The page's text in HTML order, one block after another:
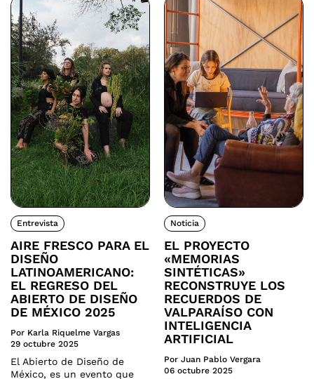
Entrevista
AIRE FRESCO PARA EL
DISEÑO
LATINOAMERICANO:
EL REGRESO DEL
ABIERTO DE DISEÑO
DE MÉXICO 2025
Por Karla Riquelme Vargas
29 octubre 2025
El Abierto de Diseño de
México, es un evento que
Noticia
EL PROYECTO
«MEMORIAS
SINTÉTICAS»
RECONSTRUYE LOS
RECUERDOS DE
VALPARAÍSO CON
INTELIGENCIA
ARTIFICIAL
Por Juan Pablo Vergara
06 octubre 2025